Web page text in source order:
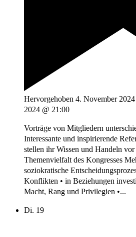
Hervorgehoben 4. November
2024 @ 21:00
Vorträge von Mitgliedern
Interessante und inspirierende
stellen ihr Wissen und Handeln
Themenvielfalt des Kongresses
soziokratische
Konflikten • in Beziehungen
Macht, Rang und Privilegien •...
Di. 19